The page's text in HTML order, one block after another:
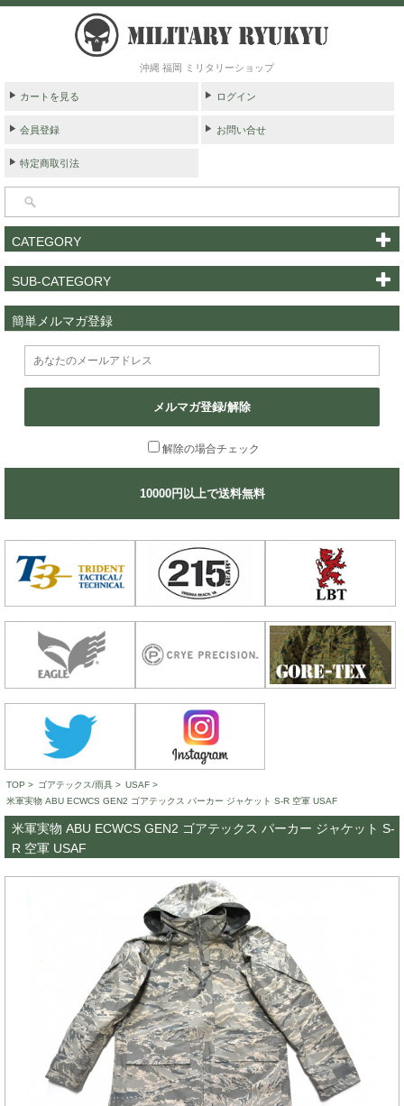
沖縄 福岡 ミリタリーショップ
カートを見る ログイン
会員登録 お問い合せ
特定商取引法
CATEGORY
SUB-CATEGORY
簡単メルマガ登録
メルマガ登録/解除
解除の場合チェック
10000円以上で送料無料
TOP > ゴアテックス/雨具 > USAF >
米軍実物 ABU ECWCS GEN2 ゴアテックス パーカー ジャケット S-R 空軍 USAF
米軍実物 ABU ECWCS GEN2 ゴアテックス パーカー ジャケット S-
R 空軍 USAF